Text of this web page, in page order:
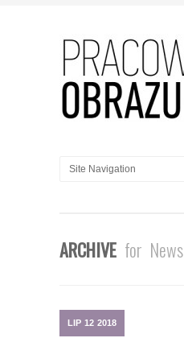
ARCHIVE for News
LIP 12 2018